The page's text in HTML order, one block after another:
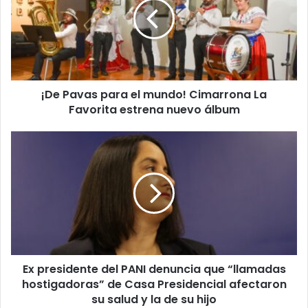
el
mundo!
Cimarrona
Favorita
estrena
¡De Pavas para el mundo! Cimarrona La
Favorita estrena nuevo álbum
hostigadoras”
de
Casa
Presidencial
Ex presidente del PANI denuncia que “llamadas
hostigadoras” de Casa Presidencial afectaron
su salud y la de su hijo